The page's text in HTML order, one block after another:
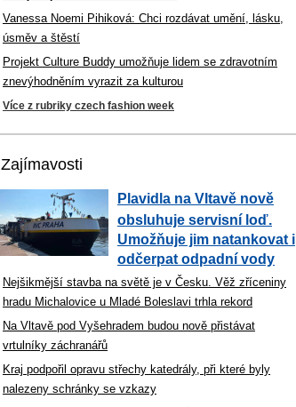
Vanessa Noemi Pihiková: Chci rozdávat umění, lásku,
úsměv a štěstí
Projekt Culture Buddy umožňuje lidem se zdravotním
znevýhodněním vyrazit za kulturou
Více z rubriky czech fashion week
Zajímavosti
Plavidla na Vltavě nově
obsluhuje servisní loď.
Umožňuje jim natankovat i
odčerpat odpadní vody
Nejšikmější stavba na světě je v Česku. Věž zříceniny
hradu Michalovice u Mladé Boleslavi trhla rekord
Na Vltavě pod Vyšehradem budou nově přistávat
vrtulníky záchranářů
Kraj podpořil opravu střechy katedrály, při které byly
nalezeny schránky se vzkazy